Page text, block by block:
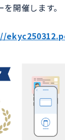
開催します。